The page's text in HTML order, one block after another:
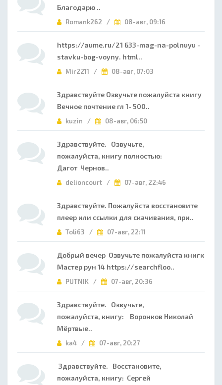
Благодарю ..
Romank262 / 08-авг, 09:16
https://aume.ru/21 633-mag-na-polnuyu -
stavku-bog-voyny. html..
Mir2211 / 08-авг, 07:03
Здравствуйте Озвучьте пожалуйста книгу
Вечное почтение гл 1- 500..
kuzin / 08-авг, 06:50
Здравствуйте. Озвучьте,
пожалуйста, книгу полностью:
Дагот Чернов..
delioncourt / 07-авг, 22:46
Здравствуйте. Пожалуйста восстановите
плеер или ссылки для скачивания, при..
Toli63 / 07-авг, 22:11
Добрый вечер Озвучьте пожалуйста книгк
Мастер рун 14 https://searchfloo..
PUTNIK / 07-авг, 20:36
Здравствуйте. Озвучьте,
пожалуйста, книгу: Воронков Николай
Мёртвые..
ka4 / 07-авг, 20:27
Здравствуйте. Восстановите,
пожалуйста, книгу: Сергей